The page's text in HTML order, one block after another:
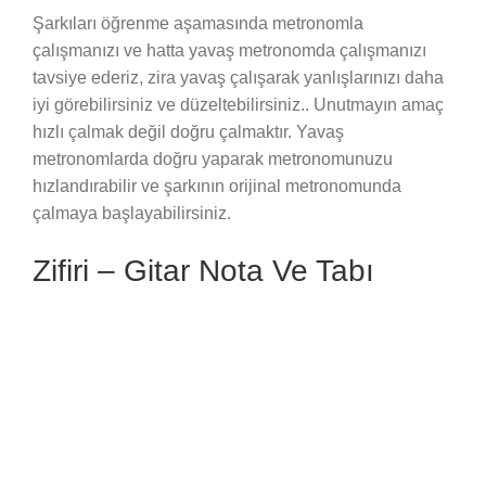
Şarkıları öğrenme aşamasında metronomla
çalışmanızı ve hatta yavaş metronomda çalışmanızı
tavsiye ederiz, zira yavaş çalışarak yanlışlarınızı daha
iyi görebilirsiniz ve düzeltebilirsiniz.. Unutmayın amaç
hızlı çalmak değil doğru çalmaktır. Yavaş
metronomlarda doğru yaparak metronomunuzu
hızlandırabilir ve şarkının orijinal metronomunda
çalmaya başlayabilirsiniz.
Zifiri – Gitar Nota Ve Tabı